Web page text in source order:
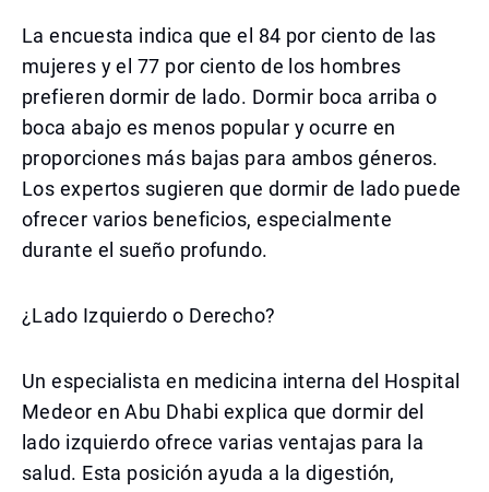
La encuesta indica que el 84 por ciento de las
mujeres y el 77 por ciento de los hombres
prefieren dormir de lado. Dormir boca arriba o
boca abajo es menos popular y ocurre en
proporciones más bajas para ambos géneros.
Los expertos sugieren que dormir de lado puede
ofrecer varios beneficios, especialmente
durante el sueño profundo.
¿Lado Izquierdo o Derecho?
Un especialista en medicina interna del Hospital
Medeor en Abu Dhabi explica que dormir del
lado izquierdo ofrece varias ventajas para la
salud. Esta posición ayuda a la digestión,